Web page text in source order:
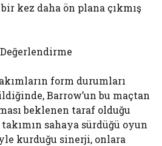
kez daha ön plana çıkmış
form durumları
Barrow’un bu maçtan
beklenen taraf olduğu
sahaya sürdüğü oyun
kurduğu sinerji, onlara